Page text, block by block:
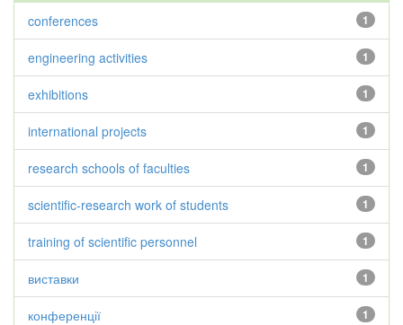
1
conferences
1
engineering activities
1
exhibitions
1
international projects
1
research schools of faculties
1
scientific-research work of students
1
training of scientific personnel
1
виставки
1
конференції